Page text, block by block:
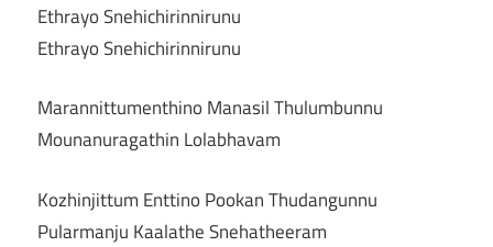
Ethrayo Snehichirinnirunu
Ethrayo Snehichirinnirunu
Marannittumenthino Manasil Thulumbunnu
Mounanuragathin Lolabhavam
Kozhinjittum Enttino Pookan Thudangunnu
Pularmanju Kaalathe Snehatheeram